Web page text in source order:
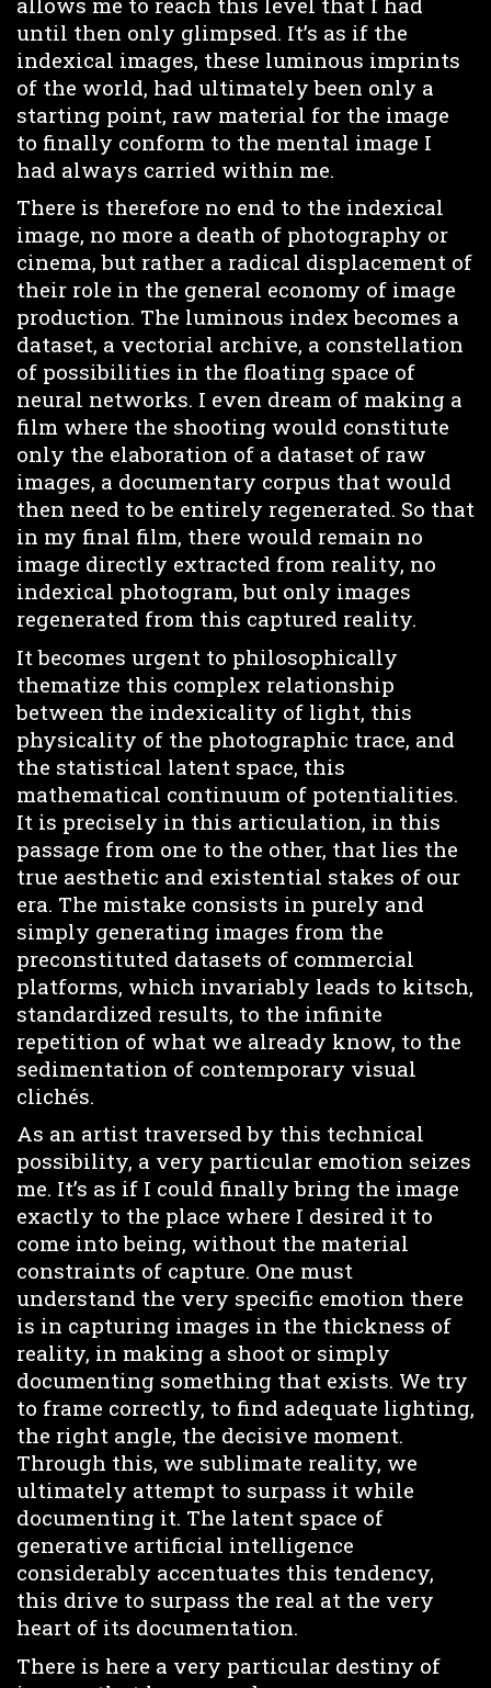
until then only glimpsed. It’s as if the
indexical images, these luminous imprints
of the world, had ultimately been only a
starting point, raw material for the image
to finally conform to the mental image I
had always carried within me.
There is therefore no end to the indexical
image, no more a death of photography or
cinema, but rather a radical displacement of
their role in the general economy of image
production. The luminous index becomes a
dataset, a vectorial archive, a constellation
of possibilities in the floating space of
neural networks. I even dream of making a
film where the shooting would constitute
only the elaboration of a dataset of raw
images, a documentary corpus that would
then need to be entirely regenerated. So that
in my final film, there would remain no
image directly extracted from reality, no
indexical photogram, but only images
regenerated from this captured reality.
It becomes urgent to philosophically
thematize this complex relationship
between the indexicality of light, this
physicality of the photographic trace, and
the statistical latent space, this
mathematical continuum of potentialities.
It is precisely in this articulation, in this
passage from one to the other, that lies the
true aesthetic and existential stakes of our
era. The mistake consists in purely and
simply generating images from the
preconstituted datasets of commercial
platforms, which invariably leads to kitsch,
standardized results, to the infinite
repetition of what we already know, to the
sedimentation of contemporary visual
clichés.
As an artist traversed by this technical
possibility, a very particular emotion seizes
me. It’s as if I could finally bring the image
exactly to the place where I desired it to
come into being, without the material
constraints of capture. One must
understand the very specific emotion there
is in capturing images in the thickness of
reality, in making a shoot or simply
documenting something that exists. We try
to frame correctly, to find adequate lighting,
the right angle, the decisive moment.
Through this, we sublimate reality, we
ultimately attempt to surpass it while
documenting it. The latent space of
generative artificial intelligence
considerably accentuates this tendency,
this drive to surpass the real at the very
heart of its documentation.
There is here a very particular destiny of